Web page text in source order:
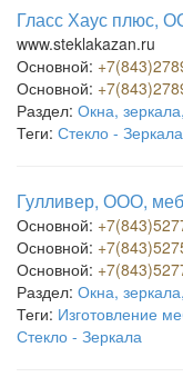
Гласс Хаус плюс,
www.steklakazan.ru
Основной:
Основной:
Раздел: Окна,
Теги: Стекло - Зеркала
Гулливер, ООО,
Основной:
Основной:
Основной:
Раздел: Окна,
Теги: Изготовление
Стекло - Зеркала